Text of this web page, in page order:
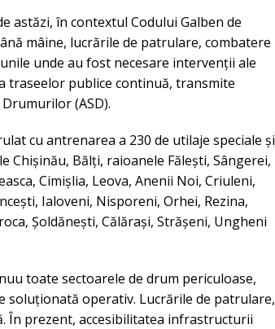
astăzi, în contextul Codului Galben de
mâine, lucrările de patrulare, combatere
unde au fost necesare intervenții ale
traseelor publice continuă, transmite
(ASD).
cu antrenarea a 230 de utilaje speciale și
Chișinău, Bălți, raioanele Fălești, Sângerei,
Cimișlia, Leova, Anenii Noi, Criuleni,
Ialoveni, Nisporeni, Orhei, Rezina,
Șoldănești, Călărași, Strășeni, Ungheni
toate sectoarele de drum periculoase,
soluționată operativ. Lucrările de patrulare,
În prezent, accesibilitatea infrastructurii